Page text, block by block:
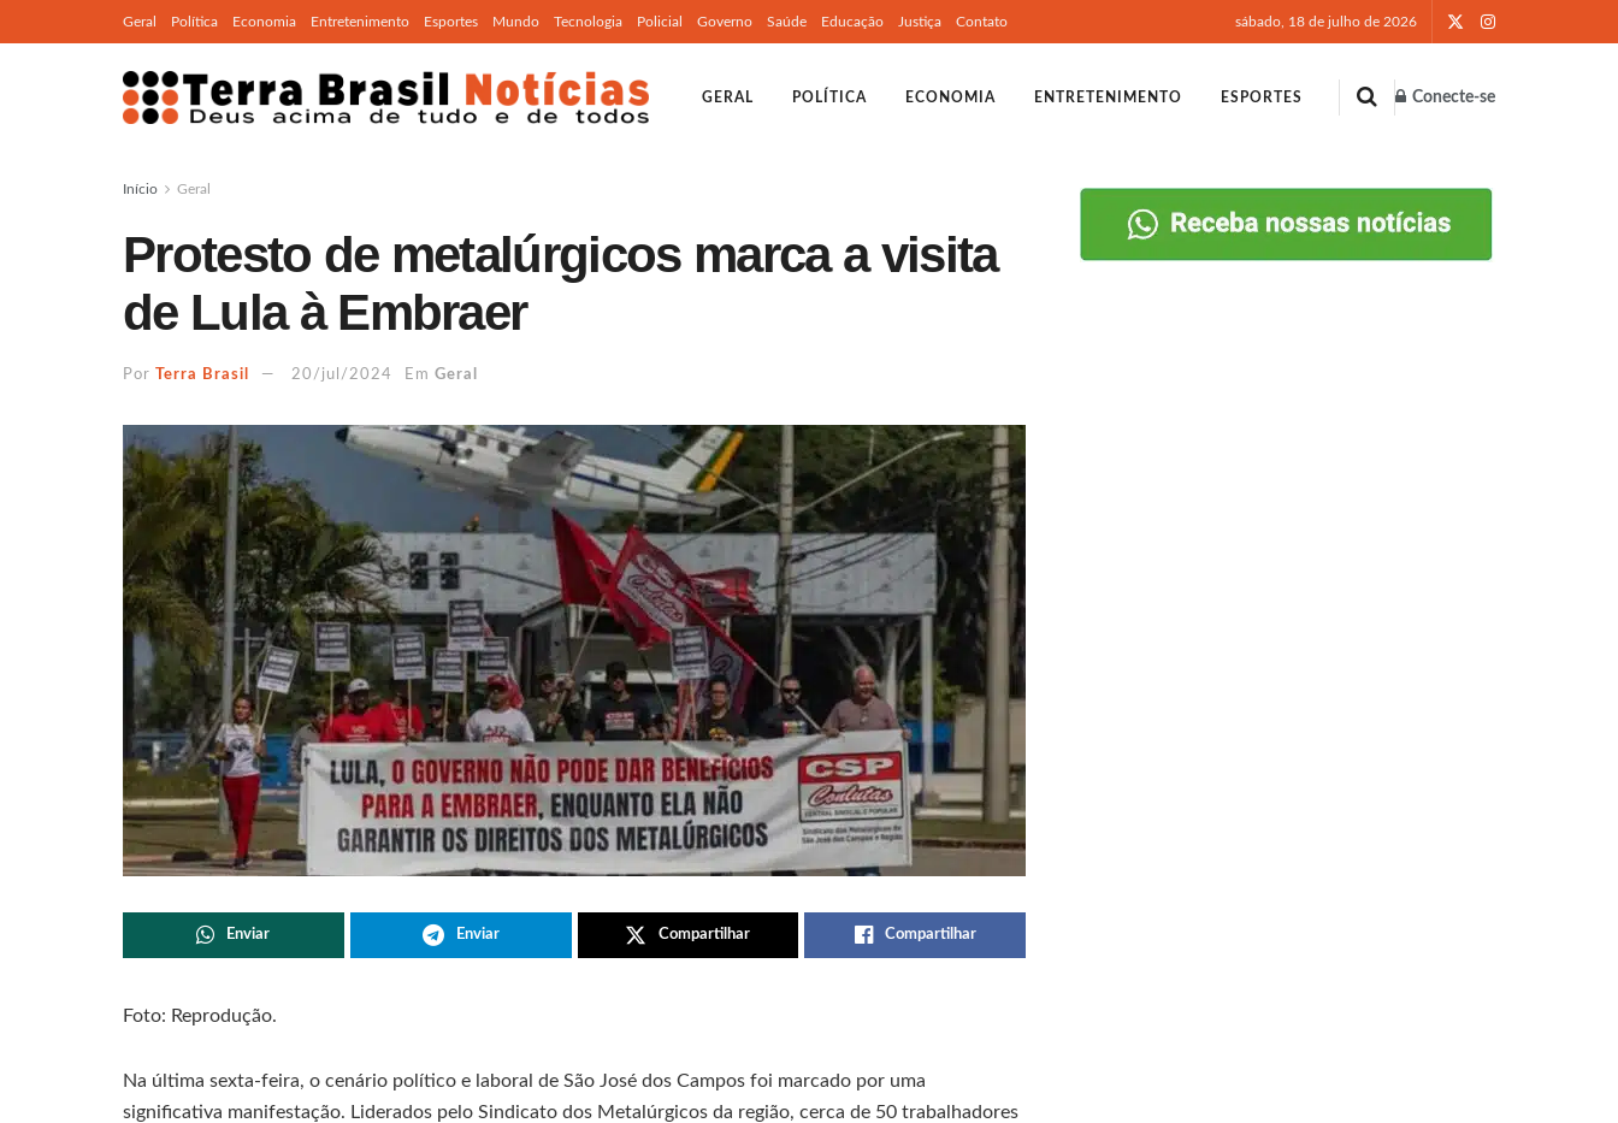
Geral Política Economia Entretenimento Esportes Mundo Tecnologia Policial Governo Saúde Educação Justiça Contato sábado, 18 de julho de 2026
GERAL POLÍTICA ECONOMIA ENTRETENIMENTO ESPORTES Conecte-se
Início Geral
Protesto de metalúrgicos marca a visita
de Lula à Embraer
Por Terra Brasil 20/jul/2024 Em Geral
Enviar Enviar Compartilhar Compartilhar
Foto: Reprodução.
Na última sexta-feira, o cenário político e laboral de São José dos Campos foi marcado por uma
significativa manifestação. Liderados pelo Sindicato dos Metalúrgicos da região, cerca de 50 trabalhadores